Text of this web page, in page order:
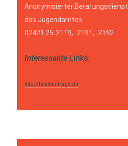
Anonymisierter Beratungsdienst
des Jugendamtes
02421 25-2119, -2191, -2192
Interessante Links:
http://familienfrage.de